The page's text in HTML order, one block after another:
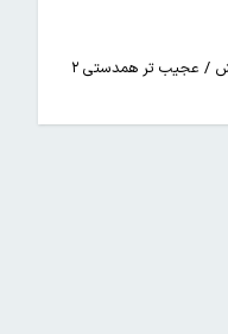
قتل پدر خانواده توسط زن خائن و معشوقه اش / عجیب تر همدستی ۲